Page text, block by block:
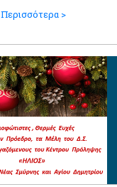
Περισσότερα >